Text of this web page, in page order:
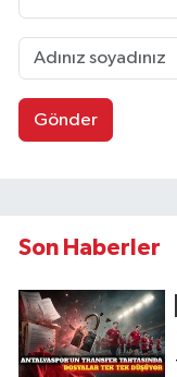
Gönder
Son Haberler